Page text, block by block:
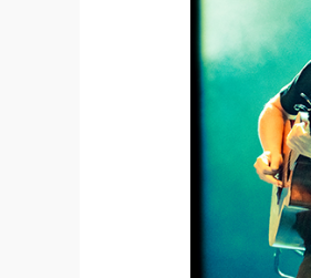
Bières
Saguenay